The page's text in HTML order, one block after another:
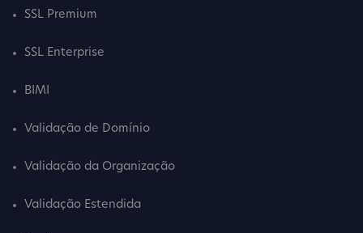
SSL Premium
SSL Enterprise
BIMI
Validação de Domínio
Validação da Organização
Validação Estendida